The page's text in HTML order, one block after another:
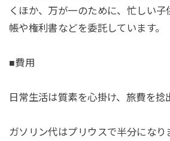
くほか、万が一のために、忙しい子
帳や権利書などを委託しています。
■費用
日常生活は質素を心掛け、旅費を捻
ガソリン代はプリウスで半分になり